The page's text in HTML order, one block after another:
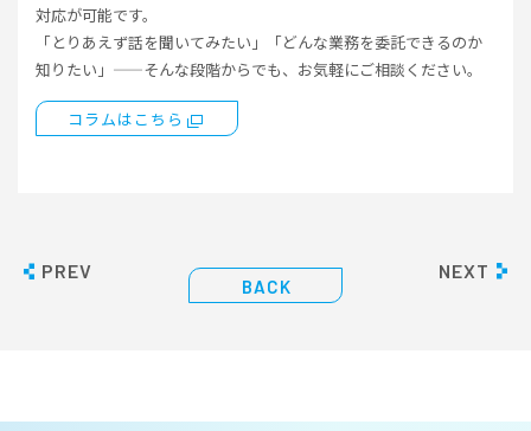
対応が可能です。
「とりあえず話を聞いてみたい」「どんな業務を委託できるのか
知りたい」——そんな段階からでも、お気軽にご相談ください。
コラムはこちら
PREV NEXT
BACK